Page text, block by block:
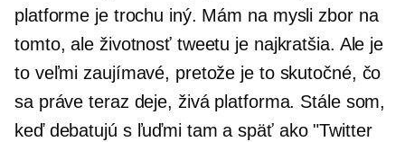
platforme je trochu iný. Mám na mysli zbor na
tomto, ale životnosť tweetu je najkratšia. Ale je
to veľmi zaujímavé, pretože je to skutočné, čo
sa práve teraz deje, živá platforma. Stále som,
keď debatujú s ľuďmi tam a späť ako "Twitter